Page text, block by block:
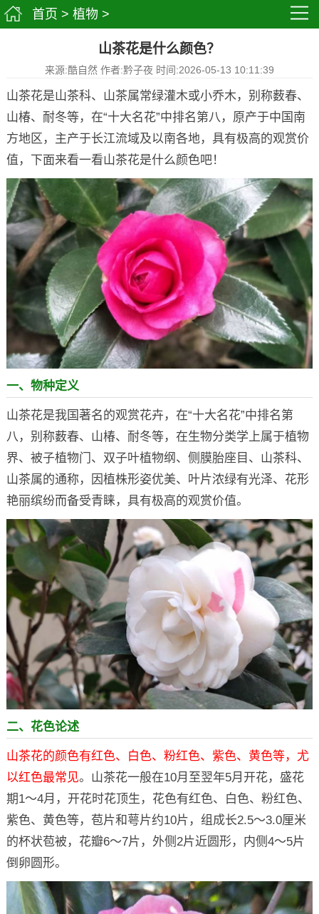
首页 > 植物 >
山茶花是什么颜色？
来源:酷自然 作者:黔子夜 时间:2026-05-13 10:11:39
山茶花是山茶科、山茶属常绿灌木或小乔木，别称薮春、
山椿、耐冬等，在“十大名花”中排名第八，原产于中国南
方地区，主产于长江流域及以南各地，具有极高的观赏价
值，下面来看一看山茶花是什么颜色吧！
一、物种定义
山茶花是我国著名的观赏花卉，在“十大名花”中排名第
八，别称薮春、山椿、耐冬等，在生物分类学上属于植物
界、被子植物门、双子叶植物纲、侧膜胎座目、山茶科、
山茶属的通称，因植株形姿优美、叶片浓绿有光泽、花形
艳丽缤纷而备受青睐，具有极高的观赏价值。
二、花色论述
山茶花的颜色有红色、白色、粉红色、紫色、黄色等，尤
以红色最常见。山茶花一般在10月至翌年5月开花，盛花
期1～4月，开花时花顶生，花色有红色、白色、粉红色、
紫色、黄色等，苞片和萼片约10片，组成长2.5～3.0厘米
的杯状苞被，花瓣6～7片，外侧2片近圆形，内侧4～5片
倒卵圆形。